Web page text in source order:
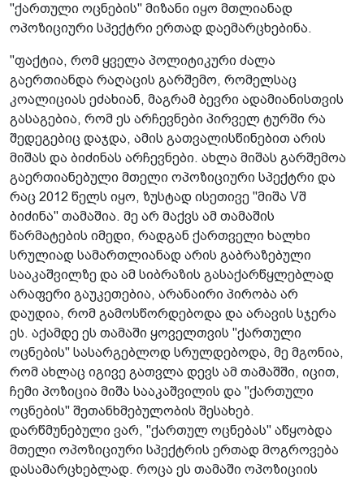
"ქართული ოცნების" მიზანი იყო მთლიანად
ოპოზიციური სპექტრი ერთად დაემარცხებინა.
"ფაქტია, რომ ყველა პოლიტიკური ძალა
გაერთიანდა რაღაცის გარშემო, რომელსაც
კოალიციას ეძახიან, მაგრამ ბევრი ადამიანისთვის
გასაგებია, რომ ეს არჩევნები პირველ ტურში რა
შედეგებიც დაჯდა, ამის გათვალისწინებით არის
მიშას და ბიძინას არჩევნები. ახლა მიშას გარშემოა
გაერთიანებული მთელი ოპოზიციური სპექტრი და
რაც 2012 წელს იყო, ზუსტად ისეთივე "მიშა Vშ
ბიძინა" თამაშია. მე არ მაქვს ამ თამაშის
წარმატების იმედი, რადგან ქართველი ხალხი
სრულიად სამართლიანად არის გაბრაზებული
სააკაშვილზე და ამ სიბრაზის გასაქარწყლებლად
არაფერი გაუკეთებია, არანაირი პირობა არ
დაუდია, რომ გამოსწორდებოდა და არავის სჯერა
ეს. აქამდე ეს თამაში ყოველთვის "ქართული
ოცნების" სასარგებლოდ სრულდებოდა, მე მგონია,
რომ ახლაც იგივე გათვლა დევს ამ თამაშში, იცით,
ჩემი პოზიცია მიშა სააკაშვილის და "ქართული
ოცნების" შეთანხმებულობის შესახებ.
დარწმუნებული ვარ, "ქართულ ოცნებას" აწყობდა
მთელი ოპოზიციური სპექტრის ერთად მოგროვება
დასამარცხებლად. როცა ეს თამაში ოპოზიციის